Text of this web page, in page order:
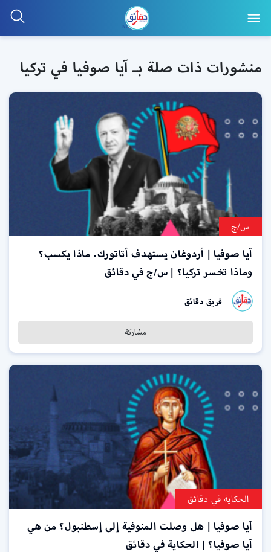
منشورات ذات صلة بـ آيا صوفيا في تركيا
س/ج
آيا صوفيا | أردوغان يستهدف أتاتورك. ماذا يكسب؟
وماذا تخسر تركيا؟ | س/ج في دقائق
فريق دقائق
مشاركة
الحكاية في دقائق
آيا صوفيا | هل وصلت المنوفية إلى إسطنبول؟ من هي
آيا صوفيا؟ | الحكاية في دقائق